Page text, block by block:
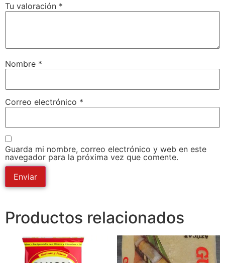
Tu valoración *
Nombre *
Correo electrónico *
Guarda mi nombre, correo electrónico y web en este
navegador para la próxima vez que comente.
Productos relacionados